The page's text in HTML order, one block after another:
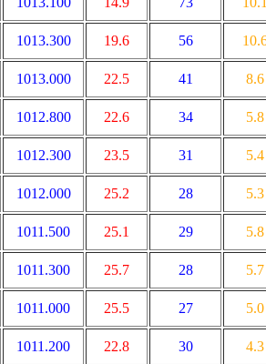
1013.300 19.6 56
1013.000 22.5 41
8.6
1012.800 22.6 34
5.8
1012.300 23.5 31
5.4
1012.000 25.2 28
5.3
1011.500 25.1 29
5.8
1011.300 25.7 28
5.7
1011.000 25.5 27
5.0
1011.200 22.8 30
4.3